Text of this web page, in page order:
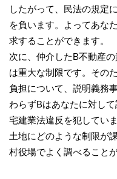
したがって、民法の規定
を負います。よってあな
求することができます。
次に、仲介したB不動産
は重大な制限です。その
負担について、説明義務
わらずBはあなたに対し
宅建業法違反を犯してい
土地にどのような制限が
村役場でよく調べること